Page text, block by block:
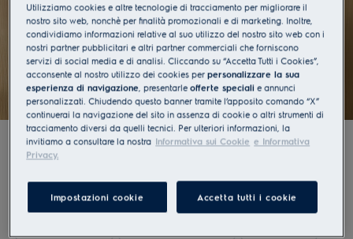
direttamente a casa tua
Esplora
Utilizziamo cookies e altre tecnologie di tracciamento per migliorare il
nostro sito web, nonchè per finalità promozionali e di marketing. Inoltre,
condividiamo informazioni relative al suo utilizzo del nostro sito web con i
nostri partner pubblicitari e altri partner commerciali che forniscono
servizi di social media e di analisi. Cliccando su “Accetta Tutti i Cookies”,
acconsente al nostro utilizzo dei cookies perpersonalizzare la sua
esperienza di navigazione, presentarleofferte speciali e annunci
personalizzati. Chiudendo questo banner tramite l’apposito comando “X”
continuerai la navigazione del sito in assenza di cookie o altri strumenti di
tracciamento diversi da quelli tecnici. Per ulteriori informazioni, la
invitiamo a consultare la nostra Informativa sui Cookie e Informativa
Privacy.
Impostazioni cookie Accetta tutti i cookie